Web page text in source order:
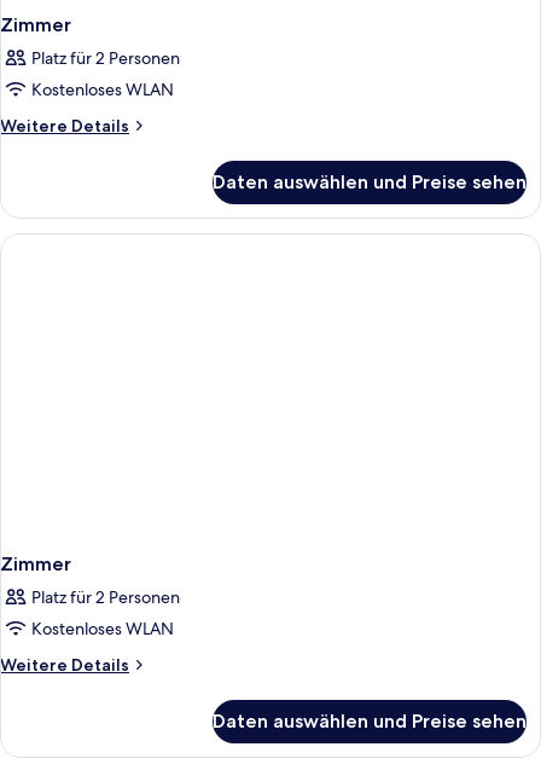
Zimmer
Platz für 2 Personen
Kostenloses WLAN
Weitere Details
Weitere
Daten auswählen und Preise sehen
Zimmer
Platz für 2 Personen
Kostenloses WLAN
Weitere Details
Weitere
Daten auswählen und Preise sehen